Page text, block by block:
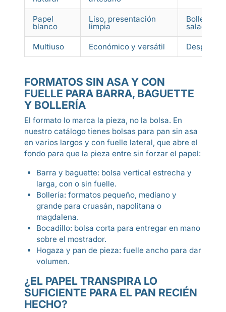
Papel
blanco
Liso, presentación
limpia
Bollería,
salada
Multiuso Económico y versátil Despacho
FORMATOS SIN ASA Y CON
FUELLE PARA BARRA, BAGUETTE
Y BOLLERÍA
El formato lo marca la pieza, no la bolsa. En
nuestro catálogo tienes bolsas para pan sin asa
en varios largos y con fuelle lateral, que abre el
fondo para que la pieza entre sin forzar el papel:
Barra y baguette: bolsa vertical estrecha y
larga, con o sin fuelle.
Bollería: formatos pequeño, mediano y
grande para cruasán, napolitana o
magdalena.
Bocadillo: bolsa corta para entregar en mano
sobre el mostrador.
Hogaza y pan de pieza: fuelle ancho para dar
volumen.
¿EL PAPEL TRANSPIRA LO
SUFICIENTE PARA EL PAN RECIÉN
HECHO?